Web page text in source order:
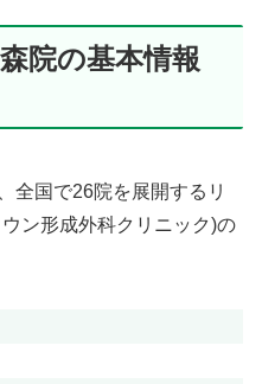
院の基本情報
全国で26院を展開するリ
ン形成外科クリニック)の